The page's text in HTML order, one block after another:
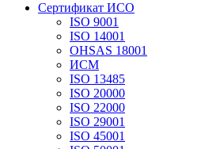
Сертификат ИСО
ISO 9001
ISO 14001
OHSAS 18001
ИСМ
ISO 13485
ISO 20000
ISO 22000
ISO 29001
ISO 45001